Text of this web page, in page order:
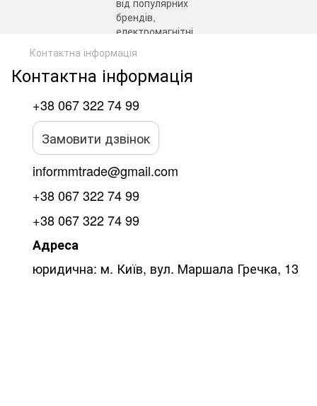
Контактна інформація
Контактна інформація
+38 067 322 74 99
Замовити дзвінок
informmtrade@gmail.com
+38 067 322 74 99
+38 067 322 74 99
Адреса
юридична: м. Київ, вул. Маршала Гречка, 13